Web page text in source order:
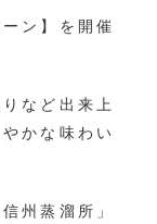
ン】を開催
など出来上
かな味わい
州蒸溜所」